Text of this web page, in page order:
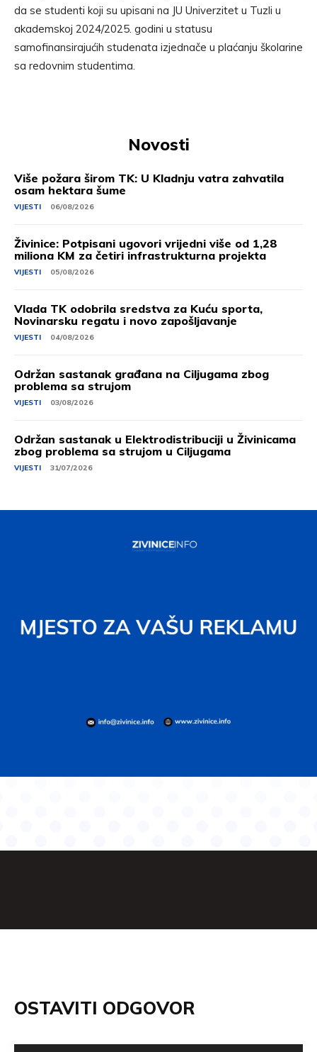
da se studenti koji su upisani na JU Univerzitet u Tuzli u
akademskoj 2024/2025. godini u statusu
samofinansirajućih studenata izjednače u plaćanju školarine
sa redovnim studentima.
Novosti
Više požara širom TK: U Kladnju vatra zahvatila
osam hektara šume
VIJESTI 06/08/2026
Živinice: Potpisani ugovori vrijedni više od 1,28
miliona KM za četiri infrastrukturna projekta
VIJESTI 05/08/2026
Vlada TK odobrila sredstva za Kuću sporta,
Novinarsku regatu i novo zapošljavanje
VIJESTI 04/08/2026
Održan sastanak građana na Ciljugama zbog
problema sa strujom
VIJESTI 03/08/2026
Održan sastanak u Elektrodistribuciji u Živinicama
zbog problema sa strujom u Ciljugama
VIJESTI 31/07/2026
OSTAVITI ODGOVOR